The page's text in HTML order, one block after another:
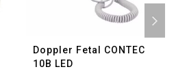
Doppler Fetal CONTEC
10B LED